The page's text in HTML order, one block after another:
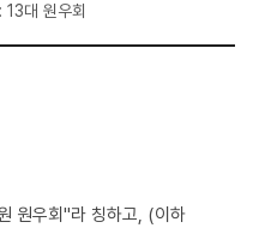
대 원우회
원우회"라 칭하고, (이하